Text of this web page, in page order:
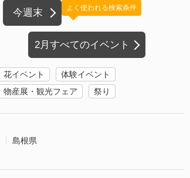
今週末
2月すべてのイベント
よく使われる検索条件
花イベント
体験イベント
物産展・観光フェア
祭り
島根県